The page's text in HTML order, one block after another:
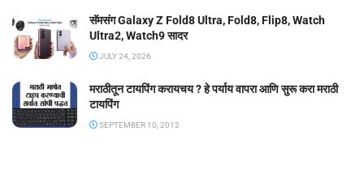
सॅमसंग Galaxy Z Fold8 Ultra, Fold8, Flip8, Watch
Ultra2, Watch9 सादर
JULY 24, 2026
मराठीतून टायपिंग करायचय ? हे पर्याय वापरा आणि सुरू करा मराठी
टायपिंग
SEPTEMBER 10, 2012